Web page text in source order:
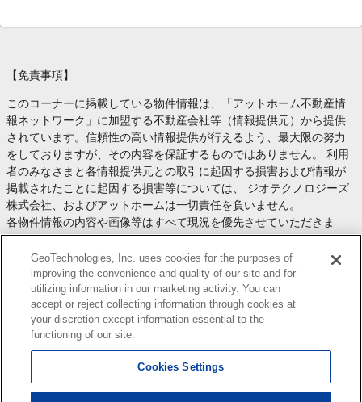
【免責事項】
このコーナーに掲載している物件情報は、「アットホーム不動産情
報ネットワーク」に加盟する不動産会社等（情報提供元）から提供
されています。信頼性の高い情報提供が行えるよう、最大限の努力
をしておりますが、その内容を保証するものではありません。 利用
者のみなさまと各情報提供元との取引に起因する損害および情報が
掲載されたことに起因する損害等については、 ジオテクノロジーズ
株式会社、およびアットホームは一切責任を負いません。
各物件情報の内容や画像等はすべて現況を優先させていただきま
す。
お取引等（お取引の準備、資金調達等を含みます）の際には、内容
や契約条件等について、 各情報提供元より十分な説明を受け、ご自
身でご確認の上、判断してください。
このコーナーへの物件情報のご掲載、その他不動産業務ソリューシ
ョン等についての不動産会社様のお問合せはこちら
します。
GeoTechnologies, Inc. uses cookies for the purposes of
improving the convenience and quality of our site and for
utilizing information in our marketing activity. You can
accept or reject collecting information through cookies at
your discretion except information essential to the
functioning of our site.
Cookies Settings